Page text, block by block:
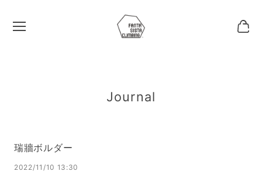
Journal
瑞牆ボルダー
2022/11/10 13:30